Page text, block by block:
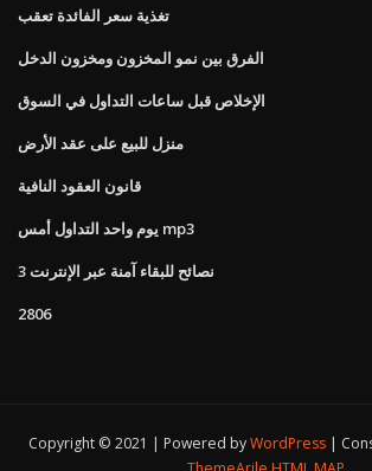
تغذية سعر الفائدة تعقب
الفرق بين نمو المخزون ومخزون الدخل
الإخلاص قبل ساعات التداول في السوق
منزل للبيع على عقد الأرض
قانون العقود النافية
يوم واحد التداول أمس mp3
3 نصائح للبقاء آمنة عبر الإنترنت
2806
Copyright © 2021 | Powered byWordPress